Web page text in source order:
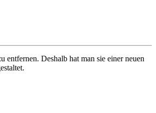
Deshalb hat man sie einer neuen